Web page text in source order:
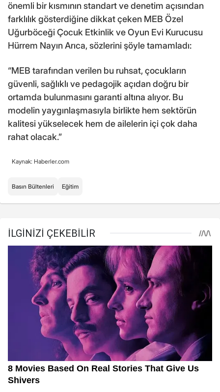
önemli bir kısmının standart ve denetim açısından
farklılık gösterdiğine dikkat çeken MEB Özel
Uğurböceği Çocuk Etkinlik ve Oyun Evi Kurucusu
Hürrem Nayın Arıca, sözlerini şöyle tamamladı:
“MEB tarafından verilen bu ruhsat, çocukların
güvenli, sağlıklı ve pedagojik açıdan doğru bir
ortamda bulunmasını garanti altına alıyor. Bu
modelin yaygınlaşmasıyla birlikte hem sektörün
kalitesi yükselecek hem de ailelerin içi çok daha
rahat olacak.”
Kaynak: Haberler.com
Basın Bültenleri Eğitim